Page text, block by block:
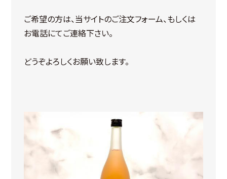
ご希望の方は、当サイトのご注文フォーム、もしくは
お電話にてご連絡下さい。
どうぞよろしくお願い致します。